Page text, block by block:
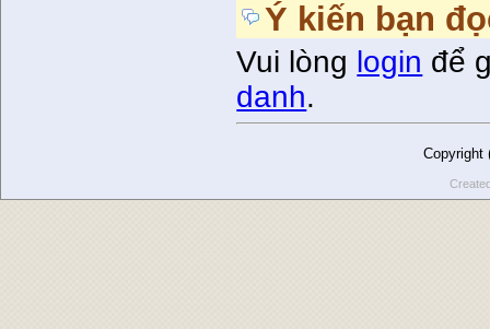
Ý kiến bạn
Vui lòng login để
danh.
Copyright